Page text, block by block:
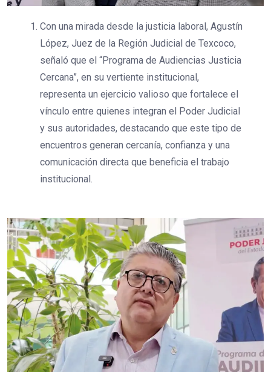
Con una mirada desde la justicia laboral, Agustín
López, Juez de la Región Judicial de Texcoco,
señaló que el “Programa de Audiencias Justicia
Cercana”, en su vertiente institucional,
representa un ejercicio valioso que fortalece el
vínculo entre quienes integran el Poder Judicial
y sus autoridades, destacando que este tipo de
encuentros generan cercanía, confianza y una
comunicación directa que beneficia el trabajo
institucional.